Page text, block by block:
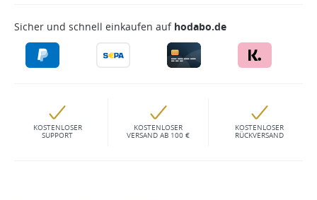
Sicher und schnell einkaufen auf hodabo.de
KOSTENLOSER
SUPPORT
KOSTENLOSER
VERSAND AB 100 €
KOSTENLOSER
RÜCKVERSAND